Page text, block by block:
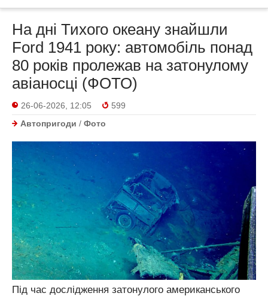
На дні Тихого океану знайшли
Ford 1941 року: автомобіль понад
80 років пролежав на затонулому
авіаносці (ФОТО)
26-06-2026, 12:05
599
Автопригоди / Фото
Під час дослідження затонулого американського